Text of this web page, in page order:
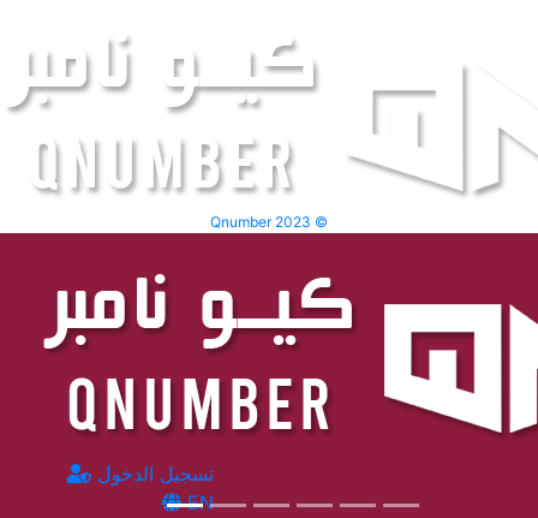
Qnumber 2023 ©
تسجيل الدخول
EN